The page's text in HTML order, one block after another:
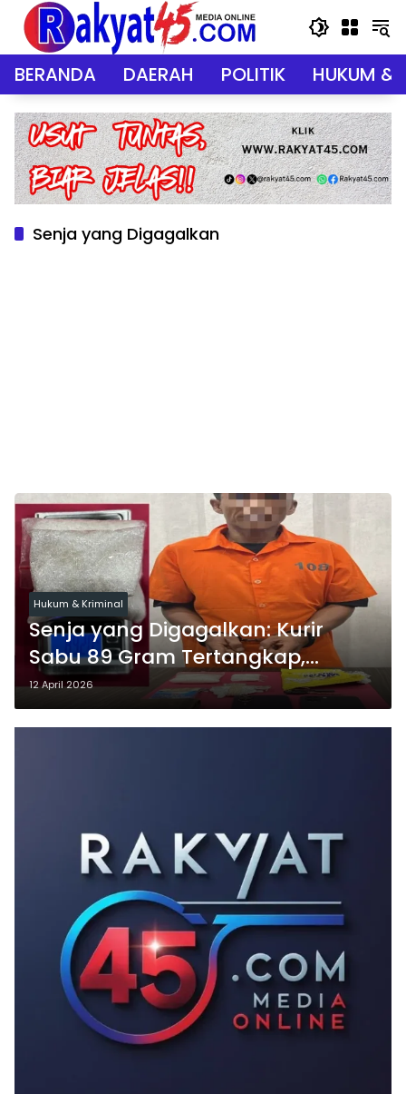
Langsung
konten
BERANDA DAERAH POLITIK HUKUM &
Senja yang Digagalkan
Hukum & Kriminal
Senja yang Digagalkan: Kurir
Sabu 89 Gram Tertangkap,
Pengendali Masih Diburu
12 April 2026